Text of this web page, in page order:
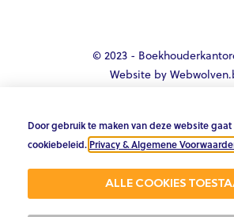
© 2023 -
Website by
Gemiddelde
4.8/5 op Trustpilot & 4.9/5
Door gebruik te maken van deze website
cookiebeleid. Privacy & Algemene
ALLE COOKIES